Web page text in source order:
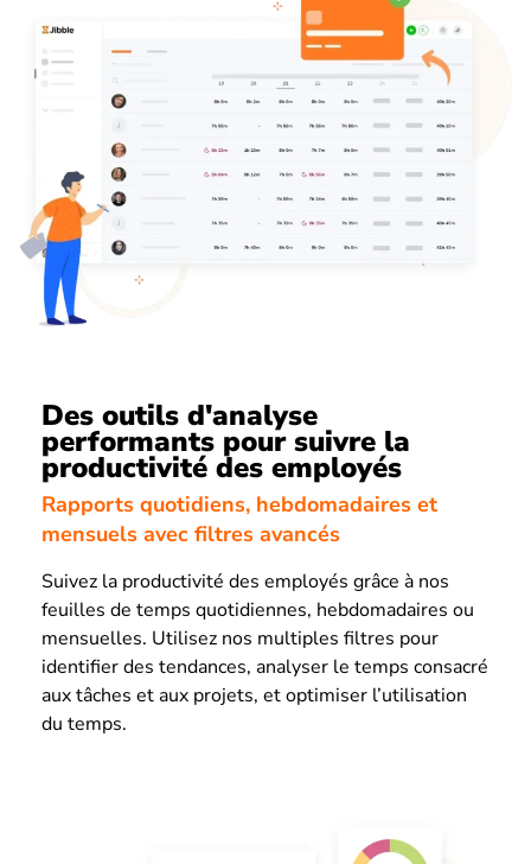
Des outils d'analyse
performants pour suivre la
productivité des employés
Rapports quotidiens, hebdomadaires et
mensuels avec filtres avancés
Suivez la productivité des employés grâce à nos
feuilles de temps quotidiennes, hebdomadaires ou
mensuelles. Utilisez nos multiples filtres pour
identifier des tendances, analyser le temps consacré
aux tâches et aux projets, et optimiser l’utilisation
du temps.